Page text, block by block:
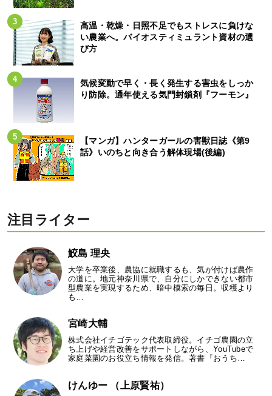
高温・乾燥・日照不足でもストレスに負けな
い農業へ。バイオスティミュラント資材の選
び方
気候変動で早く・長く発生する害虫をしっか
り防除。通年使える気門封鎖剤『フーモン』
【マンガ】ハンターガールの害獣日誌《第9
話》いのちと向き合う解体現場(後編)
注目ライター
鮫島 理央
大学を卒業後、農協に就職するも、気が付けば農作
の道に。地元神奈川県で、自分にしかできない都市
型農業を実現するため、暗中模索の毎日。収穫より
も…
宮崎大輔
株式会社イチゴテック代表取締役。イチゴ農園の立
ち上げや経営改善をサポートしながら、YouTubeで
家庭菜園のお役立ち情報を発信。著書『おうち…
けんゆー （上原賢祐）